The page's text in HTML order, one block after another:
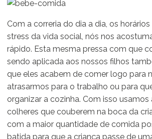
Com a correria do dia a dia, os
stress da vida social, nós nos
rápido. Esta mesma pressa com que
sendo aplicada aos nossos filhos
que eles acabem de comer logo para
atrasarmos para o trabalho ou para
organizar a cozinha. Com isso usamos
colheres que couberem na boca da
com a maior quantidade de comida
batida para que a criança passe de